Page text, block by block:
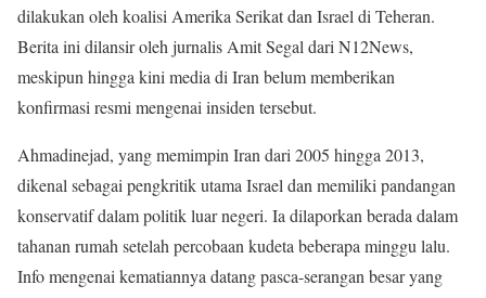
dilakukan oleh koalisi Amerika Serikat dan Israel di Teheran.
Berita ini dilansir oleh jurnalis Amit Segal dari N12News,
meskipun hingga kini media di Iran belum memberikan
konfirmasi resmi mengenai insiden tersebut.
Ahmadinejad, yang memimpin Iran dari 2005 hingga 2013,
dikenal sebagai pengkritik utama Israel dan memiliki pandangan
konservatif dalam politik luar negeri. Ia dilaporkan berada dalam
tahanan rumah setelah percobaan kudeta beberapa minggu lalu.
Info mengenai kematiannya datang pasca-serangan besar yang